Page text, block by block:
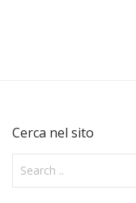
Cerca nel sito